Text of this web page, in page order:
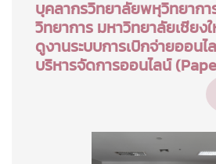
บุคลากรวิทยาลัยพหุวิทยากา
วิทยาการ มหาวิทยาลัยเชียง
ดูงานระบบการเบิกจ่ายออนไ
บริหารจัดการออนไลน์